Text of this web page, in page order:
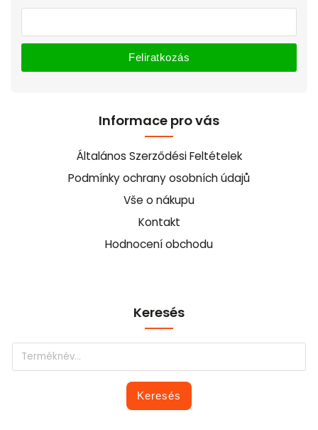
Informace pro vás
Általános Szerződési Feltételek
Podmínky ochrany osobních údajů
Vše o nákupu
Kontakt
Hodnocení obchodu
Feliratkozás
Keresés
Keresés